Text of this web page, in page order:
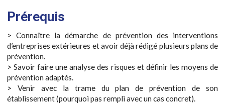
Prérequis
> Connaître la démarche de prévention des interventions
d’entreprises extérieures et avoir déjà rédigé plusieurs plans de
prévention.
> Savoir faire une analyse des risques et définir les moyens de
prévention adaptés.
> Venir avec la trame du plan de prévention de son
établissement (pourquoi pas rempli avec un cas concret).